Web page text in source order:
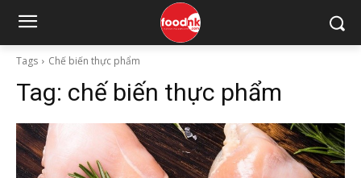
Tags Chế biến thực phẩm
Tag: chế biến thực phẩm